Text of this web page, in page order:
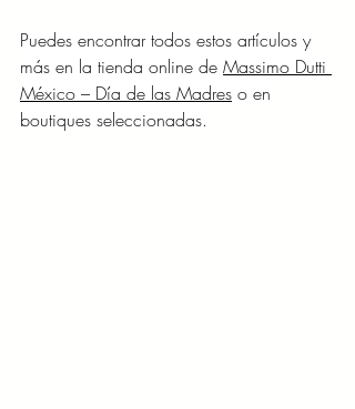
Puedes encontrar todos estos artículos y
más en la tienda online de Massimo Dutti
México – Día de las Madres o en
boutiques seleccionadas.